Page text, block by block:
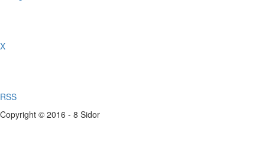
X
RSS
Copyright © 2016 - 8 Sidor